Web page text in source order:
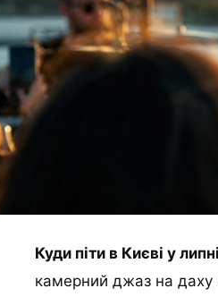
Куди піти в Києві у
камерний джаз на даху